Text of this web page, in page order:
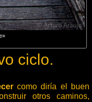
ciclo.
como diría el buen
otros caminos,